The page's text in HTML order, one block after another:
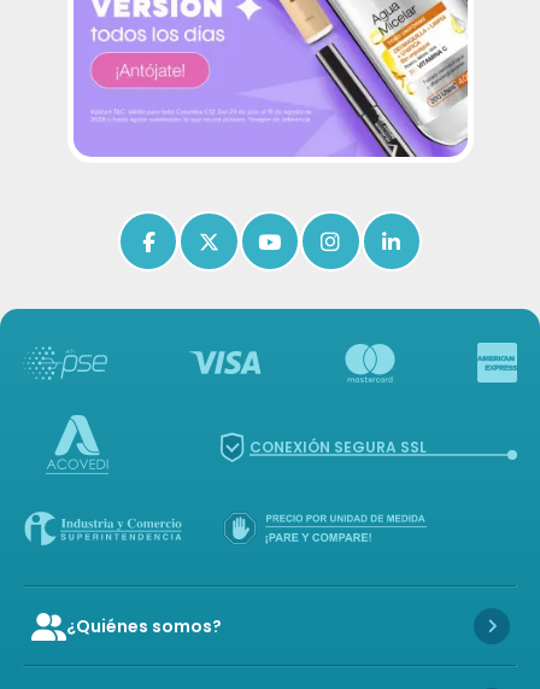
Icon of facebook-f
Icon of x-twitter
Icon of youtube
Icon of instagram
Icon of
CONEXIÓN SEGURA SSL
Icon of user-group
¿Quiénes somos? Icon